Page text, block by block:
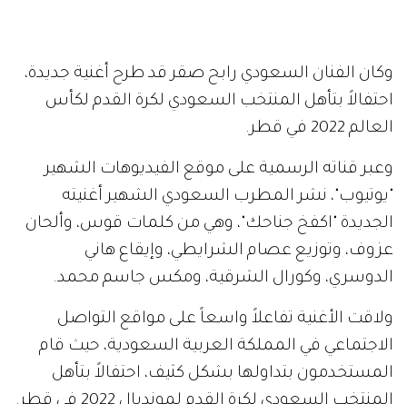
وكان الفنان السعودي رابح صقر قد طرح أغنية جديدة،
احتفالاً بتأهل المنتخب السعودي لكرة القدم لكأس
العالم 2022 في قطر.
وعبر قناته الرسمية على موقع الفيديوهات الشهير
"يوتيوب"، نشر المطرب السعودي الشهير أغنيته
الجديدة "اكفخ جناحك"، وهي من كلمات قوس، وألحان
عزوف، وتوزيع عصام الشرايطي، وإيقاع هاني
الدوسري، وكورال الشرقية، ومكس جاسم محمد.
ولاقت الأغنية تفاعلاً واسعاً على مواقع التواصل
الاجتماعي في المملكة العربية السعودية، حيث قام
المستخدمون بتداولها بشكل كثيف، احتفالاً بتأهل